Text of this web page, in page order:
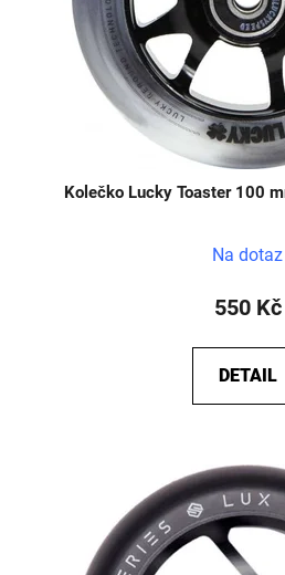
Kolečko Lucky Toaster 100
Na dotaz
550 Kč
DETAIL